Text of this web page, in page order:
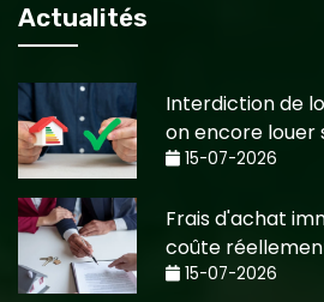
Actualités
Interdiction de
on encore louer
15-07-2026
Frais d'achat
coûte
15-07-2026